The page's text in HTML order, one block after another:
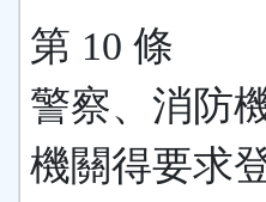
第 10 條
警察、消防
機關得要求